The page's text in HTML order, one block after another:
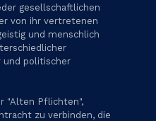
gesellschaftlichen
von ihr vertretenen
und menschlich
und politischer
"Alten Pflichten",
zu verbinden, die